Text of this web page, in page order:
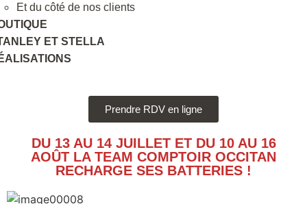
Et du côté de nos clients
ET STELLA
Prendre RDV en ligne
DU 13 AU 14 JUILLET ET DU 10 AU 16
AOÛT LA TEAM COMPTOIR OCCITAN
RECHARGE SES BATTERIES !